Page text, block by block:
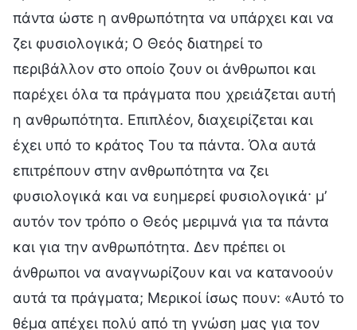
πάντα ώστε η ανθρωπότητα να υπάρχει και να
ζει φυσιολογικά; Ο Θεός διατηρεί το
περιβάλλον στο οποίο ζουν οι άνθρωποι και
παρέχει όλα τα πράγματα που χρειάζεται αυτή
η ανθρωπότητα. Επιπλέον, διαχειρίζεται και
έχει υπό το κράτος Του τα πάντα. Όλα αυτά
επιτρέπουν στην ανθρωπότητα να ζει
φυσιολογικά και να ευημερεί φυσιολογικά· μ’
αυτόν τον τρόπο ο Θεός μεριμνά για τα πάντα
και για την ανθρωπότητα. Δεν πρέπει οι
άνθρωποι να αναγνωρίζουν και να κατανοούν
αυτά τα πράγματα; Μερικοί ίσως πουν: «Αυτό το
θέμα απέχει πολύ από τη γνώση μας για τον